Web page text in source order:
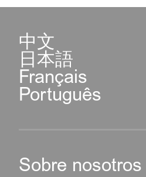
中文
日本語
Français
Português
Sobre nosotros